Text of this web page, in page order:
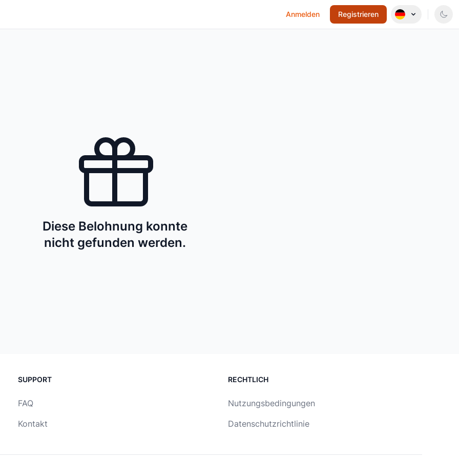
Anmelden Registrieren
Diese Belohnung konnte
nicht gefunden werden.
SUPPORT
FAQ
Kontakt
RECHTLICH
Nutzungsbedingungen
Datenschutzrichtlinie